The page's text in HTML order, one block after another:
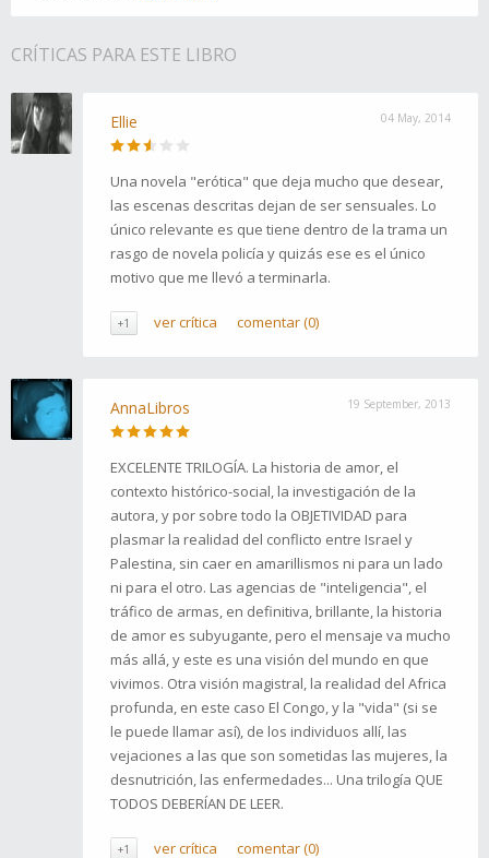
CRÍTICAS PARA ESTE LIBRO
Ellie 04 May, 2014
Una novela "erótica" que deja mucho que desear,
las escenas descritas dejan de ser sensuales. Lo
único relevante es que tiene dentro de la trama un
rasgo de novela policía y quizás ese es el único
motivo que me llevó a terminarla.
+1 ver crítica comentar (0)
AnnaLibros 19 September, 2013
EXCELENTE TRILOGÍA. La historia de amor, el
contexto histórico-social, la investigación de la
autora, y por sobre todo la OBJETIVIDAD para
plasmar la realidad del conflicto entre Israel y
Palestina, sin caer en amarillismos ni para un lado
ni para el otro. Las agencias de "inteligencia", el
tráfico de armas, en definitiva, brillante, la historia
de amor es subyugante, pero el mensaje va mucho
más allá, y este es una visión del mundo en que
vivimos. Otra visión magistral, la realidad del Africa
profunda, en este caso El Congo, y la "vida" (si se
le puede llamar así), de los individuos allí, las
vejaciones a las que son sometidas las mujeres, la
desnutrición, las enfermedades... Una trilogía QUE
TODOS DEBERÍAN DE LEER.
+1 ver crítica comentar (0)